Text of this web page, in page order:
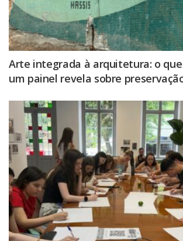
Arte integrada à arquitetura: o
um painel revela sobre